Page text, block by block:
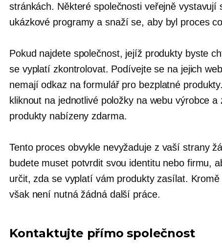
stránkách. Některé společnosti veřejně vystavují
ukázkové programy a snaží se, aby byl proces
Pokud najdete společnost, jejíž produkty byste
se vyplatí zkontrolovat. Podívejte se na jejich
nemají odkaz na formulář pro bezplatné
kliknout na jednotlivé položky na webu výrobce
produkty nabízeny zdarma.
Tento proces obvykle nevyžaduje z vaší strany
budete muset potvrdit svou identitu nebo firmu,
určit, zda se vyplatí vám produkty zasílat.
však není nutná žádná další práce.
Kontaktujte přímo společnost